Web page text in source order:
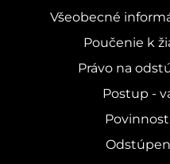
Všeobecné
Poučenie k
Právo na
Postup -